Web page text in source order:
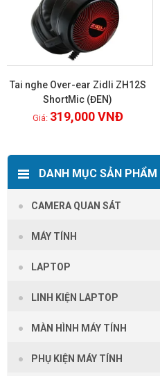
Xem chi tiết
Tai nghe Over-ear Zidli ZH12S
ShortMic (ĐEN)
319,000VNĐ
DANH MỤC SẢN PHẨM
CAMERA QUAN SÁT
MÁY TÍNH
LAPTOP
LINH KIỆN LAPTOP
MÀN HÌNH MÁY TÍNH
PHỤ KIỆN MÁY TÍNH